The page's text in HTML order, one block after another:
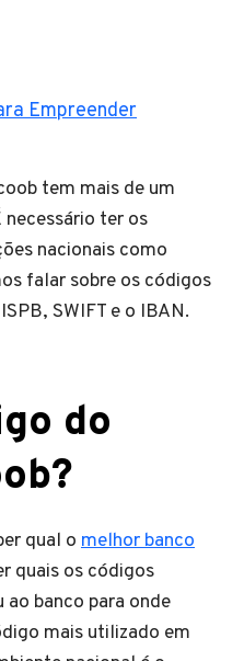
Empreender
tem mais de um
ter os
nacionais como
falar sobre os códigos
SWIFT e o IBAN.
do
qual o melhor banco
quais os códigos
ao banco para onde
mais utilizado em